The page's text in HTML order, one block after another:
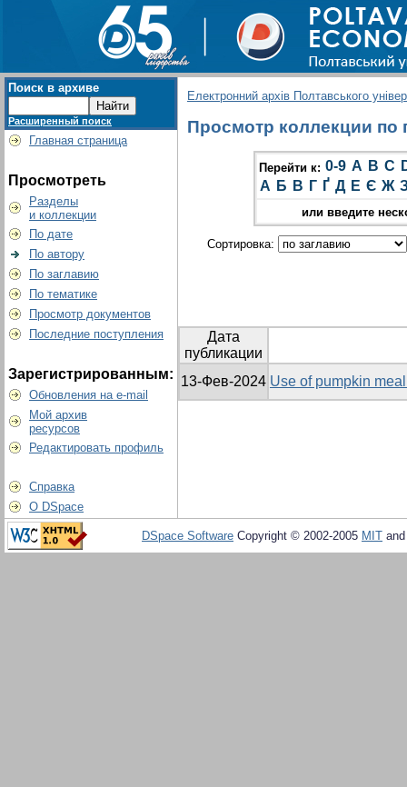
Поиск в архиве
Расширенный поиск
Главная страница
Просмотреть
Разделы
и коллекции
По дате
По автору
По заглавию
По тематике
Просмотр документов
Последние поступления
Зарегистрированным:
Обновления на e-mail
Мой архив
ресурсов
Редактировать профиль
Справка
О DSpace
Електронний архів Полтавського
Просмотр коллекции по
Перейти к: 0-9 A B C
А Б В Г Ґ Д Е Є Ж
или введите
Сортировка:
Дата
публикации
13-Фев-2024 Use of pumpkin
DSpace Software Copyright © 2002-2005 MIT